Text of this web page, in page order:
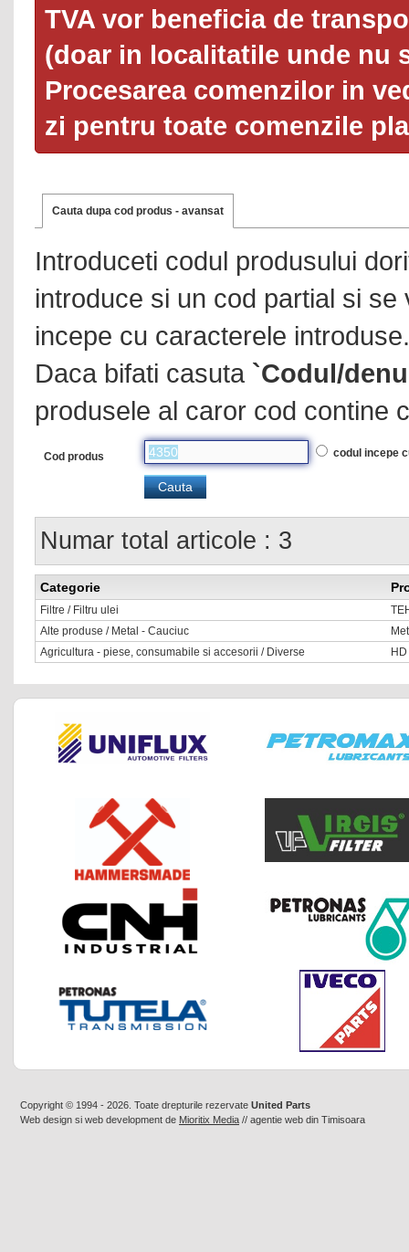
TVA vor beneficia de
(doar in localitatile unde nu
Procesarea comenzilor in
zi pentru toate comenzile
Cauta dupa cod produs - avansat
Introduceti codul produsului
introduce si un cod partial si
incepe cu caracterele introduse.
Daca bifati casuta `Codul/
produsele al caror cod contine
Cod produs codul incepe
Numar total articole : 3
Categorie
Filtre / Filtru ulei
Alte produse / Metal - Cauciuc
Agricultura - piese, consumabile si accesorii / Diverse
Copyright © 1994 - 2026. Toate drepturile rezervate United Parts
Web design si web development de Mioritix Media // agentie web din Timisoara